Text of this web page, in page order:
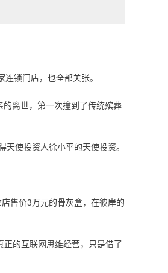
锁门店，也全部关张。
离世，第一次撞到了传统殡葬
使投资人徐小平的天使投资。
售价3万元的骨灰盒，在彼岸的
正的互联网思维经营，只是借了